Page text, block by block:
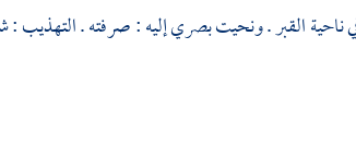
القبر . ونحيت بصري إليه : صرفته . التهذيب :